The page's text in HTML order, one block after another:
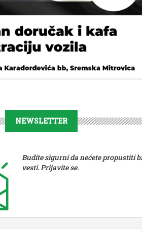
NEWSLETTER
Budite sigurni da nećete propustiti
vesti. Prijavite se.